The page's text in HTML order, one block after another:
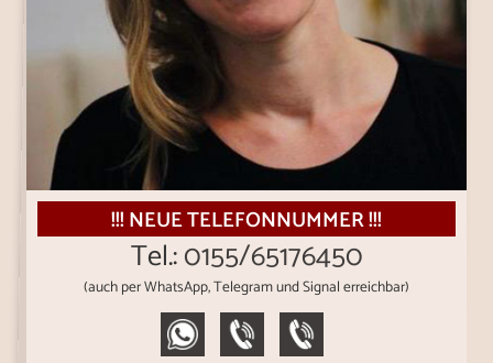
!!! NEUE TELEFONNUMMER !!!
Tel.:0155/65176450
(auch per WhatsApp, Telegram und Signal erreichbar)